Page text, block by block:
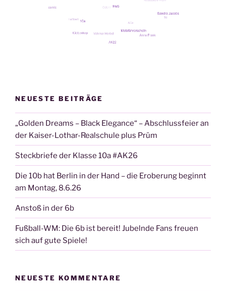
NEUESTE BEITRÄGE
„Golden Dreams – Black Elegance“ – Abschlussfeier an
der Kaiser-Lothar-Realschule plus Prüm
Steckbriefe der Klasse 10a #AK26
Die 10b hat Berlin in der Hand – die Eroberung beginnt
am Montag, 8.6.26
Anstoß in der 6b
Fußball-WM: Die 6b ist bereit! Jubelnde Fans freuen
sich auf gute Spiele!
NEUESTE KOMMENTARE